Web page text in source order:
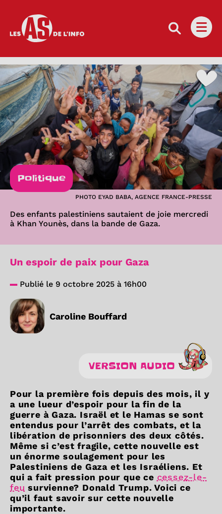
Les as de l'info
Politique
PHOTO EYAD BABA, AGENCE FRANCE-PRESSE
Des enfants palestiniens sautaient de joie mercredi
à Khan Younès, dans la bande de Gaza.
Un espoir de paix pour Gaza
Publié le 9 octobre 2025 à 16h00
Caroline Bouffard
VERSION AUDIO
Pour la première fois depuis des mois, il y
a une lueur d’espoir pour la fin de la
guerre à Gaza. Israël et le Hamas se sont
entendus pour l’arrêt des combats, et la
libération de prisonniers des deux côtés.
Même si c’est fragile, cette nouvelle est
un énorme soulagement pour les
Palestiniens de Gaza et les Israéliens. Et
qui a fait pression pour que ce cessez-le-
feu survienne? Donald Trump. Voici ce
qu’il faut savoir sur cette nouvelle
importante.